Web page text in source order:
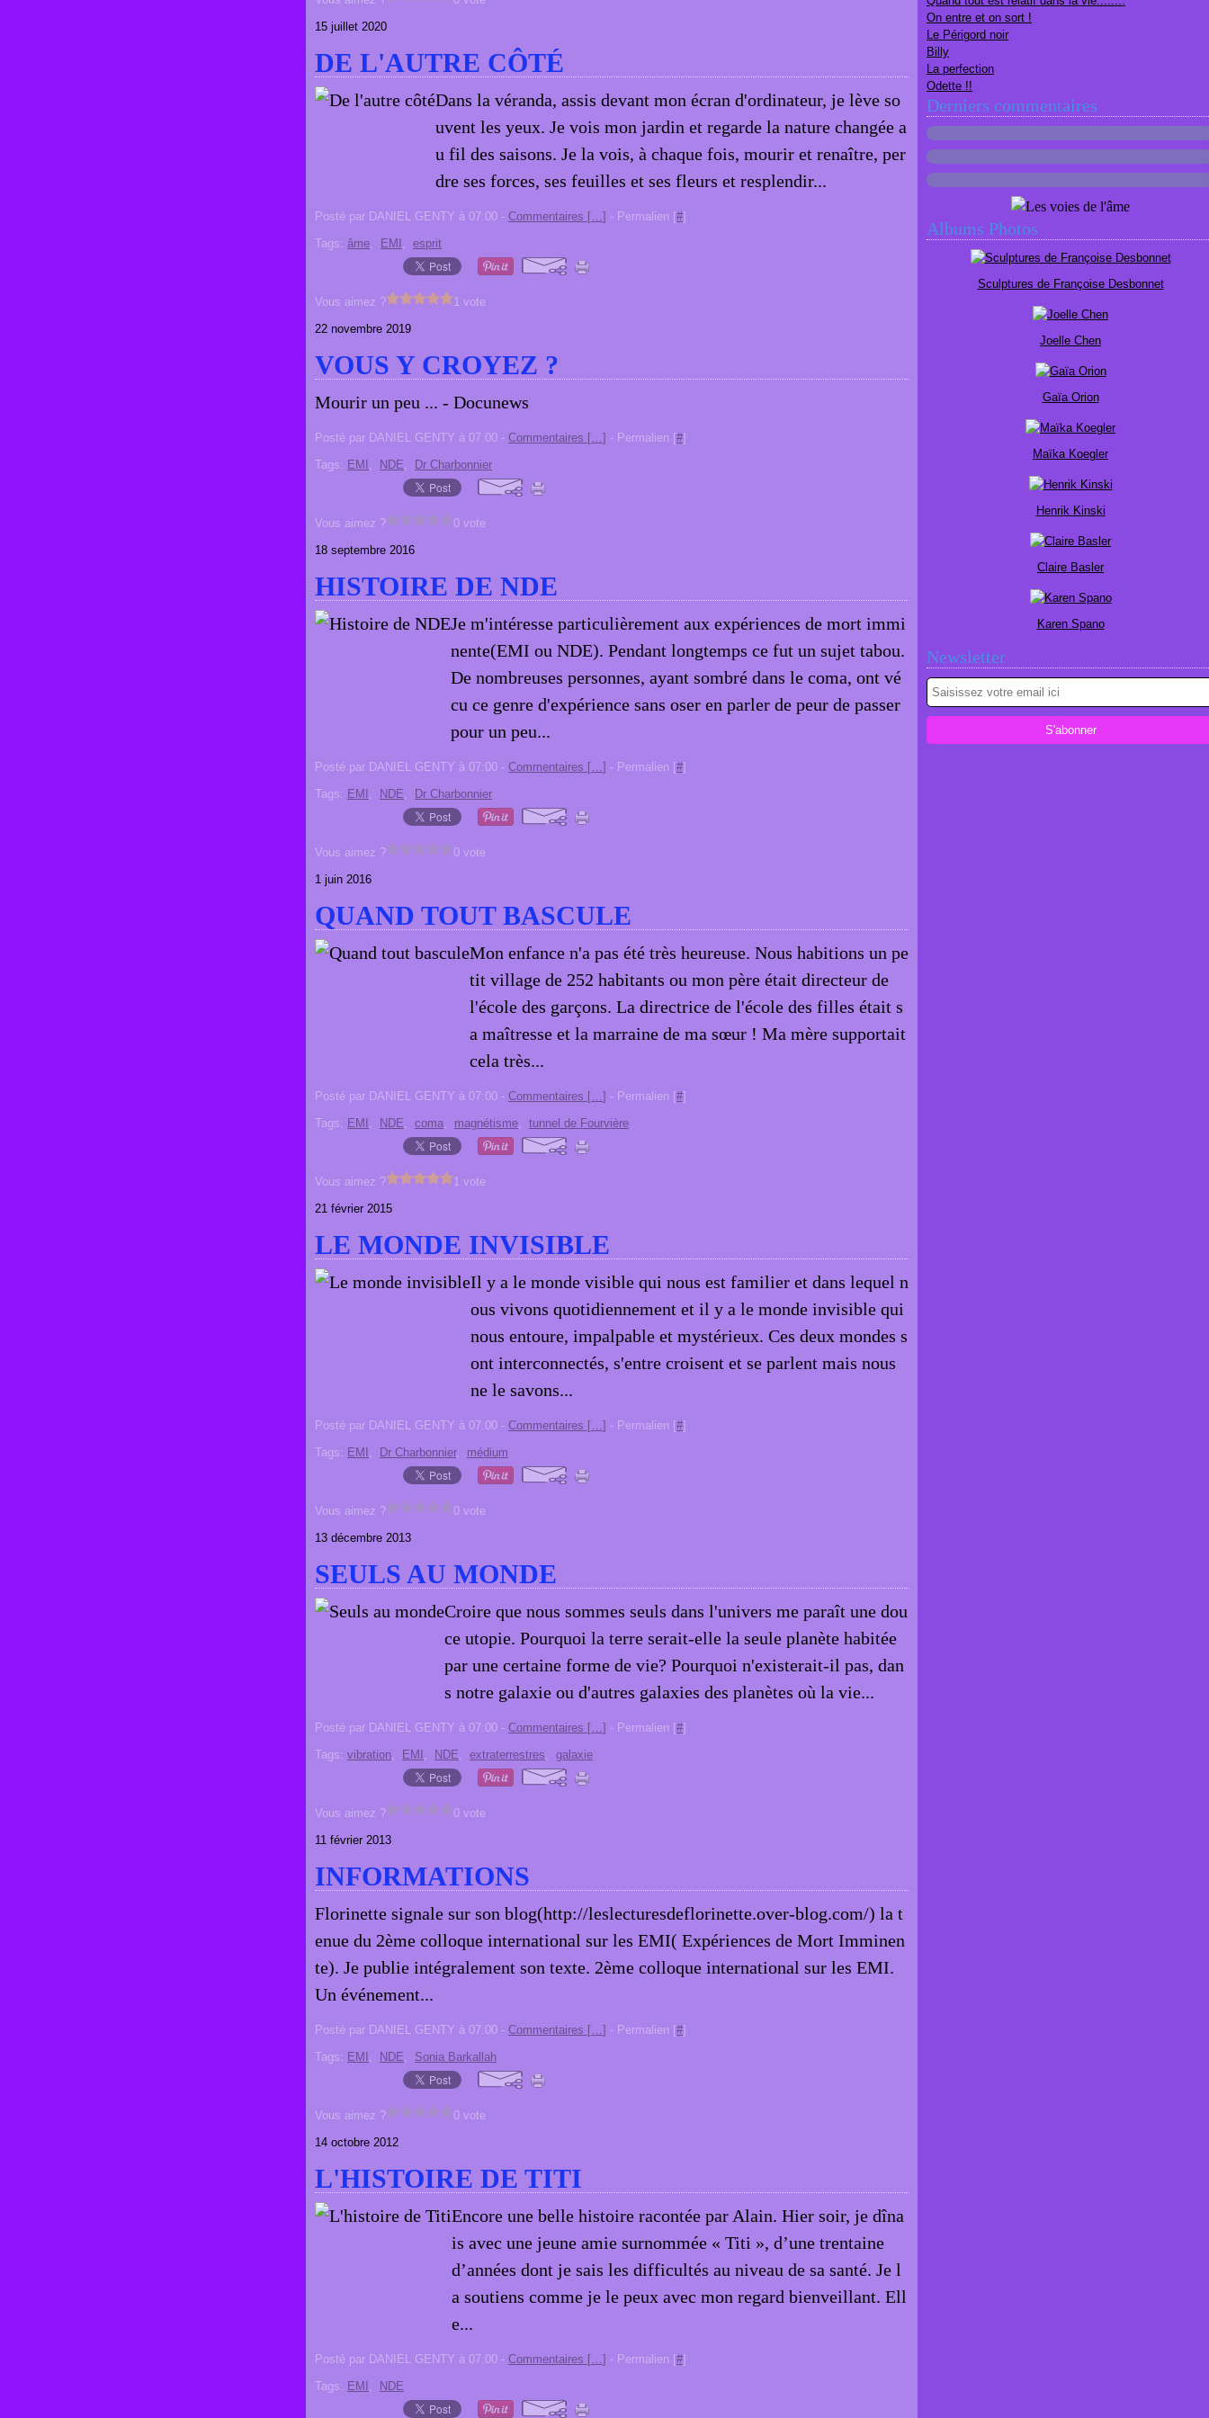
15 juillet 2020
DE L'AUTRE CÔTÉ
Dans la véranda, assis devant mon écran d'ordinateur, je lève so
uvent les yeux. Je vois mon jardin et regarde la nature changée a
u fil des saisons. Je la vois, à chaque fois, mourir et renaître, per
dre ses forces, ses feuilles et ses fleurs et resplendir...
Posté par DANIEL GENTY à 07:00 - Commentaires […] - Permalien [#]
Tags: âme, EMI , esprit
Vous aimez ?
1 vote
22 novembre 2019
VOUS Y CROYEZ ?
Mourir un peu ... - Docunews
Posté par DANIEL GENTY à 07:00 - Commentaires […] - Permalien [#]
Tags: EMI , NDE, Dr Charbonnier
Vous aimez ?
0 vote
18 septembre 2016
HISTOIRE DE NDE
Je m'intéresse particulièrement aux expériences de mort immi
nente(EMI ou NDE). Pendant longtemps ce fut un sujet tabou.
De nombreuses personnes, ayant sombré dans le coma, ont vé
cu ce genre d'expérience sans oser en parler de peur de passer
pour un peu...
Posté par DANIEL GENTY à 07:00 - Commentaires […] - Permalien [#]
Tags: EMI , NDE, Dr Charbonnier
Vous aimez ?
0 vote
1 juin 2016
QUAND TOUT BASCULE
Mon enfance n'a pas été très heureuse. Nous habitions un pe
tit village de 252 habitants ou mon père était directeur de
l'école des garçons. La directrice de l'école des filles était s
a maîtresse et la marraine de ma sœur ! Ma mère supportait
cela très...
Posté par DANIEL GENTY à 07:00 - Commentaires […] - Permalien [#]
Tags: EMI , NDE, coma, magnétisme, tunnel de Fourvière
Vous aimez ?
1 vote
21 février 2015
LE MONDE INVISIBLE
Il y a le monde visible qui nous est familier et dans lequel n
ous vivons quotidiennement et il y a le monde invisible qui
nous entoure, impalpable et mystérieux. Ces deux mondes s
ont interconnectés, s'entre croisent et se parlent mais nous
ne le savons...
Posté par DANIEL GENTY à 07:00 - Commentaires […] - Permalien [#]
Tags: EMI , Dr Charbonnier, médium
Vous aimez ?
0 vote
13 décembre 2013
SEULS AU MONDE
Croire que nous sommes seuls dans l'univers me paraît une dou
ce utopie. Pourquoi la terre serait-elle la seule planète habitée
par une certaine forme de vie? Pourquoi n'existerait-il pas, dan
s notre galaxie ou d'autres galaxies des planètes où la vie...
Posté par DANIEL GENTY à 07:00 - Commentaires […] - Permalien [#]
Tags: vibration, EMI , NDE, extraterrestres, galaxie
Vous aimez ?
0 vote
11 février 2013
INFORMATIONS
Florinette signale sur son blog(http://leslecturesdeflorinette.over-blog.com/) la t
enue du 2ème colloque international sur les EMI( Expériences de Mort Imminen
te). Je publie intégralement son texte. 2ème colloque international sur les EMI.
Un événement...
Posté par DANIEL GENTY à 07:00 - Commentaires […] - Permalien [#]
Tags: EMI , NDE, Sonia Barkallah
Vous aimez ?
0 vote
14 octobre 2012
L'HISTOIRE DE TITI
Encore une belle histoire racontée par Alain. Hier soir, je dîna
is avec une jeune amie surnommée « Titi », d’une trentaine
d’années dont je sais les difficultés au niveau de sa santé. Je l
a soutiens comme je le peux avec mon regard bienveillant. Ell
e...
Posté par DANIEL GENTY à 07:00 - Commentaires […] - Permalien [#]
Tags: EMI , NDE
On entre et on sort !
Le Périgord noir
Billy
La perfection
Odette !!
Derniers commentaires
Albums Photos
Sculptures de Françoise Desbonnet
Joelle Chen
Gaïa Orion
Maïka Koegler
Henrik Kinski
Claire Basler
Karen Spano
Newsletter